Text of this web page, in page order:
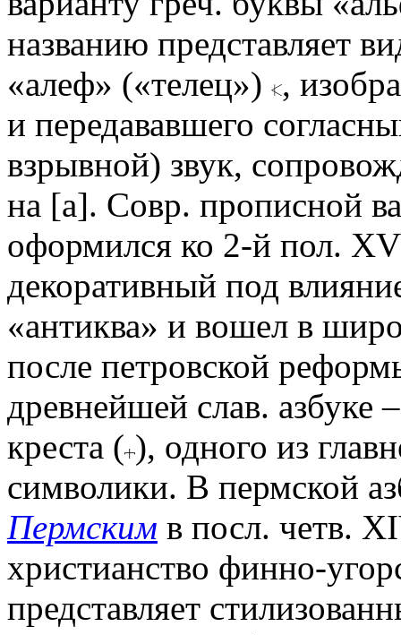
названию представляет
«алеф» («телец») ,
и передававшего
взрывной) звук,
на [а]. Совр. прописной
оформился ко 2-й пол.
декоративный под
«антиква» и вошел в
после петровской
древнейшей слав. азбуке
креста ( ), одного из
символики. В пермской
Пермским в посл. четв.
христианство финно-
представляет